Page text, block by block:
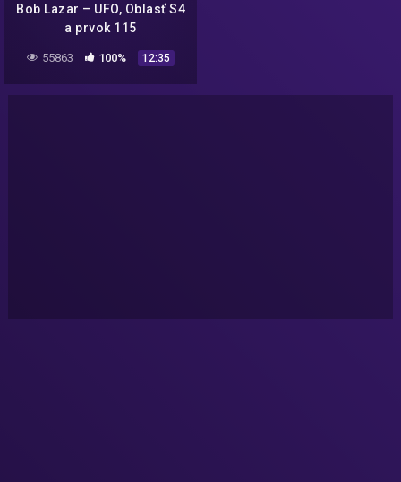
Bob Lazar – UFO, Oblasť S4
a prvok 115
55863 100% 12:35